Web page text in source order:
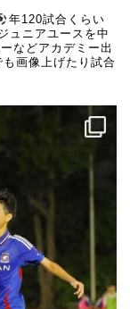
年120試合くらい
ュニアユースを中
などアカデミー出
画像上げたり試合